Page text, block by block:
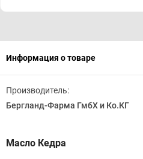
Информация о товаре
Производитель:
Бергланд-Фарма ГмбХ и Ко.КГ
Масло Кедра